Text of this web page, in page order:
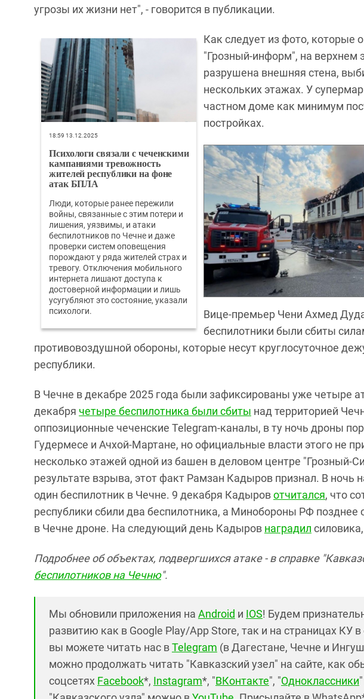
угрозы их жизни нет", - говорится в публикации.
18:59 13.12.2025
Психологи связали с чеченскими
кампаниями тревожность
жителей республики на фоне
атак БПЛА
Люди, которые ранее пережили
войны, связанные с этим потери и
лишения, уязвимы, и атаки
беспилотников по Чечне и даже
проверки систем оповещения
порождают у ряда жителей страх и
тревогу. Отключения мобильного
интернета лишают доступа к
достоверной информации и лишь
усугубляют это состояние, указали
психологи.
Как следует из фото, которые
"Грозный-информ", на верхнем
разрушена внешняя стена,
нескольких этажах. У
частном доме как минимум
постройках.
Вице-премьер Чени Ахмед
беспилотники были сбиты
противовоздушной обороны, которые несут круглосуточное
республики.
В Чечне в декабре 2025 года были зафиксированы уже четыре
декабря четыре беспилотника были сбиты над территорией
оппозиционные чеченские Telegram-каналы, в ту ночь дроны
Гудермесе и Ачхой-Мартане, но официальные власти этого не
несколько этажей одной из башен в деловом центре "Грозный-
результате взрыва, этот факт Рамзан Кадыров признал. В ночь
один беспилотник в Чечне. 9 декабря Кадыровотчитался, что
республики сбили два беспилотника, а Минобороны РФ
в Чечне дроне. На следующий день Кадыров наградил
Подробнее об объектах, подвергшихся атаке - в справке
беспилотников на Чечню".
Мы обновили приложения на Android и IOS! Будем
развитию как в Google Play/App Store, так и на страницах КУ в
вы можете читать нас вTelegram (в Дагестане, Чечне и
можно продолжать читать "Кавказский узел" на сайте, как
соцсетях Facebook*, Instagram*, "ВКонтакте", "Одноклассники